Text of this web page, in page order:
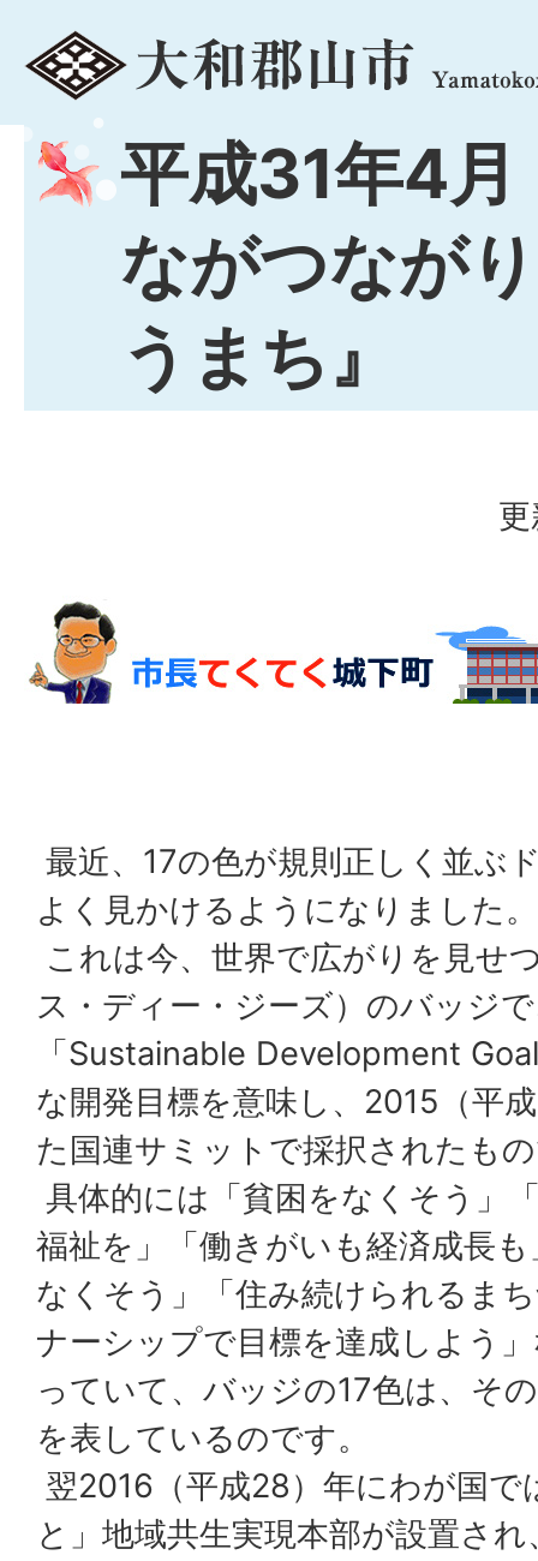
menu
平成31年4月
ながつなが
うまち』
最近、17の色が規則正しく並ぶ
よく見かけるようになりました。
これは今、世界で広がりを見せ
ス・ディー・ジーズ）のバッジ
「Sustainable Development
な開発目標を意味し、2015（平
た国連サミットで採択されたも
具体的には「貧困をなくそう」
福祉を」「働きがいも経済成長
なくそう」「住み続けられるま
ナーシップで目標を達成しよう
っていて、バッジの17色は、そ
を表しているのです。
翌2016（平成28）年にわが国で
と」地域共生実現本部が設置さ